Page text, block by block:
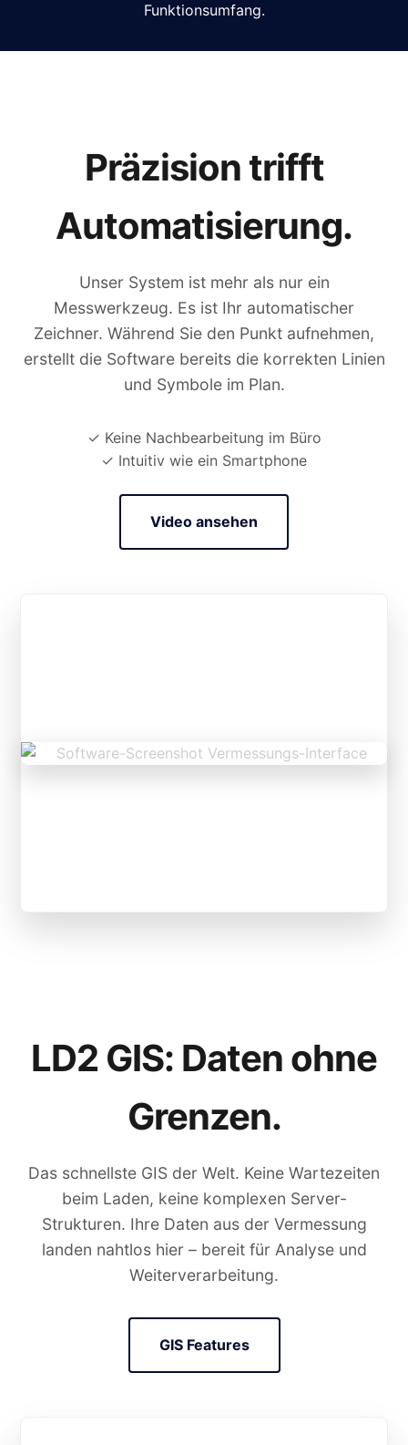
Funktionsumfang.
Präzision trifft
Automatisierung.
Unser System ist mehr als nur ein
Messwerkzeug. Es ist Ihr automatischer
Zeichner. Während Sie den Punkt aufnehmen,
erstellt die Software bereits die korrekten Linien
und Symbole im Plan.
✓ Keine Nachbearbeitung im Büro
✓ Intuitiv wie ein Smartphone
Video ansehen
LD2 GIS: Daten ohne
Grenzen.
Das schnellste GIS der Welt. Keine Wartezeiten
beim Laden, keine komplexen Server-
Strukturen. Ihre Daten aus der Vermessung
landen nahtlos hier – bereit für Analyse und
Weiterverarbeitung.
GIS Features